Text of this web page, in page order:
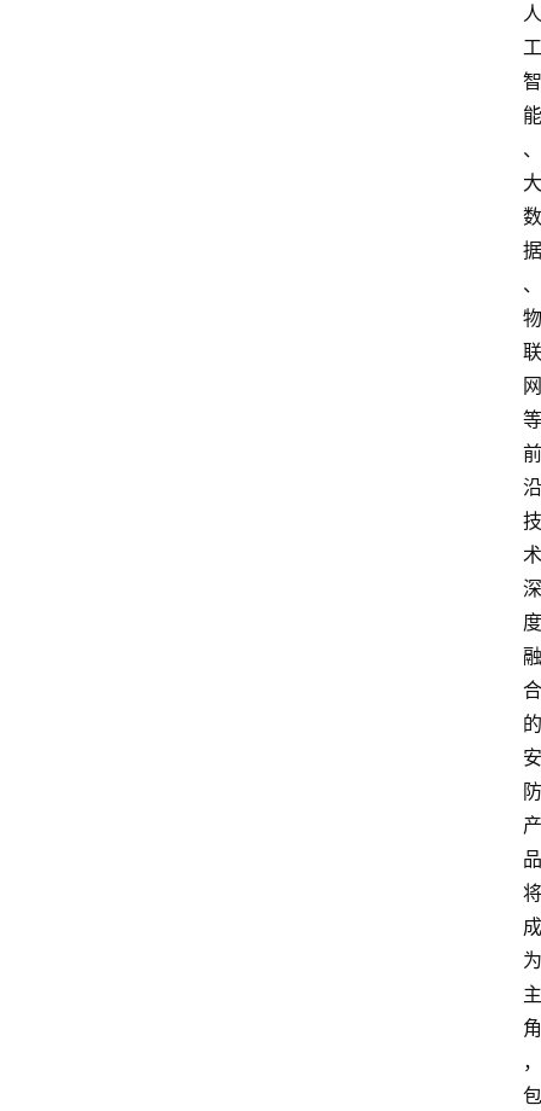
人
工
智
能
、
大
数
据
、
物
联
网
等
前
沿
技
术
深
度
融
合
的
安
防
产
品
将
成
为
主
角
，
包